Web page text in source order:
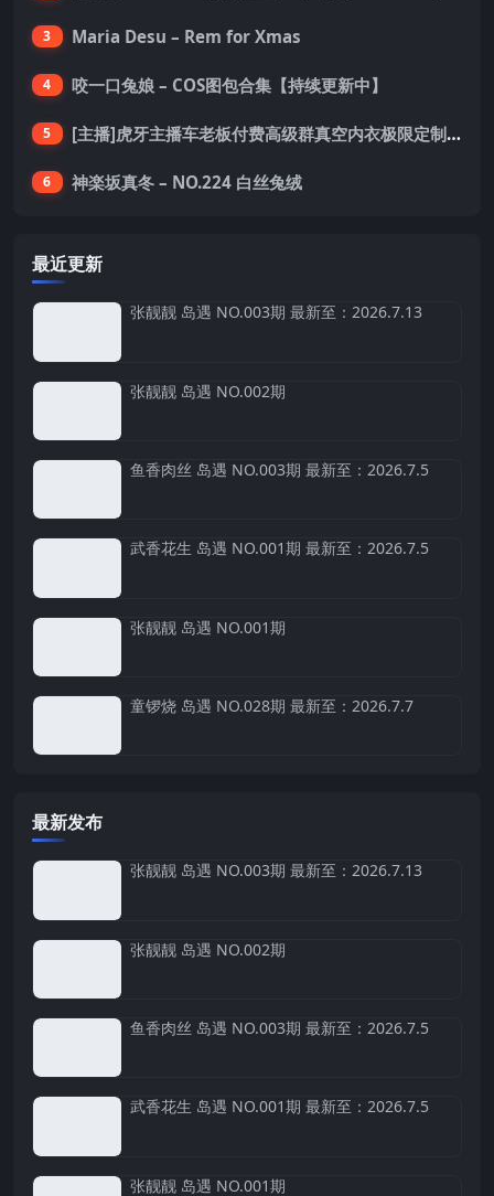
3 Maria Desu – Rem for Xmas
4 咬一口兔娘 – COS图包合集【持续更新中】
5 [主播]虎牙主播车老板付费高级群真空内衣极限定制8分19
6 神楽坂真冬 – NO.224 白丝兔绒
最近更新
张靓靓 岛遇 NO.003期 最新至：2026.7.13
张靓靓 岛遇 NO.002期
鱼香肉丝 岛遇 NO.003期 最新至：2026.7.5
武香花生 岛遇 NO.001期 最新至：2026.7.5
张靓靓 岛遇 NO.001期
童锣烧 岛遇 NO.028期 最新至：2026.7.7
最新发布
张靓靓 岛遇 NO.003期 最新至：2026.7.13
张靓靓 岛遇 NO.002期
鱼香肉丝 岛遇 NO.003期 最新至：2026.7.5
武香花生 岛遇 NO.001期 最新至：2026.7.5
张靓靓 岛遇 NO.001期